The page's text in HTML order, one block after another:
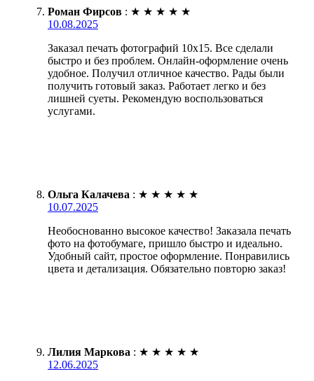
Роман Фирсов : ★ ★ ★ ★ ★
10.08.2025
Заказал печать фотографий 10х15. Все сделали
быстро и без проблем. Онлайн-оформление очень
удобное. Получил отличное качество. Рады были
получить готовый заказ. Работает легко и без
лишней суеты. Рекомендую воспользоваться
услугами.
Ольга Калачева : ★ ★ ★ ★ ★
10.07.2025
Необоснованно высокое качество! Заказала печать
фото на фотобумаге, пришло быстро и идеально.
Удобный сайт, простое оформление. Понравились
цвета и детализация. Обязательно повторю заказ!
Лилия Маркова : ★ ★ ★ ★ ★
12.06.2025